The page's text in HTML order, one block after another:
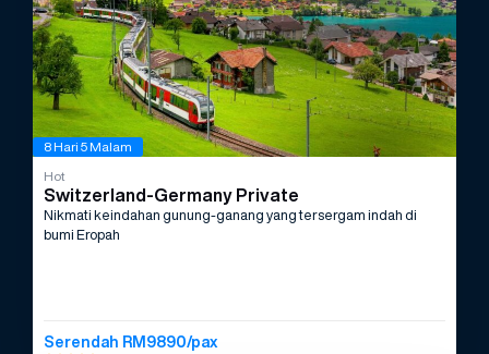
8 Hari 5 Malam
Hot
Switzerland-Germany Private
Nikmati keindahan gunung-ganang yang tersergam indah di
bumi Eropah
Serendah RM9890/pax